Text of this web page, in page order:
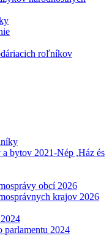
roľníkov
bytov 2021-Nép ,Ház és
obcí 2026
krajov 2026
2024